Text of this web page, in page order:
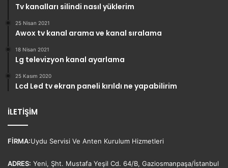
Tv kanalları silindi nasıl yüklerim
25 Nisan 2021
Awox tv kanal arama ve kanal sıralama
18 Nisan 2021
Lg televizyon kanal ayarlama
25 Kasım 2020
Lcd Led tv ekran paneli kırıldı ne yapabilirim
İLETİŞİM
FİRMA:Uydu Servisi Ve Anten Kurulum Hizmetleri
ADRES: Yeni, Şht. Mustafa Yeşil Cd. 64/B, Gaziosmanpaşa/İstanbul